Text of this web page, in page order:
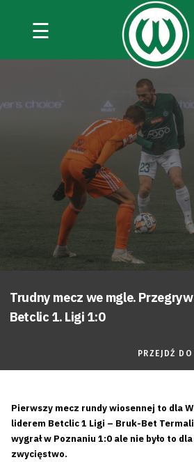
☰
Trudny mecz we mgle.
Betclic 1. Ligi 1:0
PRZEJDŹ
Pierwszy mecz rundy wiosennej to dla
liderem Betclic 1 Ligi – Bruk-Bet
wygrał w Poznaniu 1:0 ale nie było to
zwycięstwo.